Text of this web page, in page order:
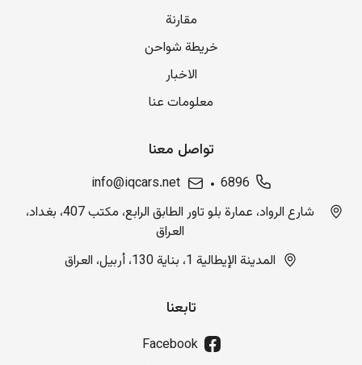
مقارنة
خريطة شواحن
الاخبار
معلومات عنا
تواصل معنا
6896
info@iqcars.net
شارع الرواد، عمارة بلو تاور الطابق الرابع، مكتب 407، بغداد،
العراق
المدينة الإيطالية 1، بناية 130، أربيل، العراق
تابعنا
Facebook